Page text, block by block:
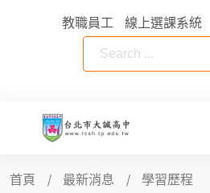
教職員工 線上選課系統
首頁 最新消息 學習歷程